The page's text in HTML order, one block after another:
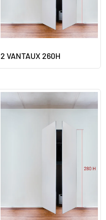
2 VANTAUX 260H